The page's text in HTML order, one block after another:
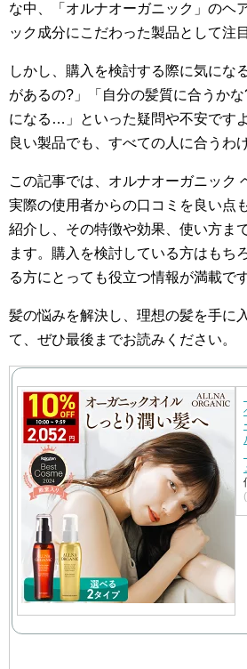
な中、「オルナオーガニック」のヘ
ック成分にこだわった製品として注
しかし、購入を検討する際に気にな
があるの?」「自分の髪質に合うか
になる…」といった疑問や不安です
良い製品でも、すべての人に合うわ
この記事では、オルナオーガニック
実際の使用者からの口コミを良い点
紹介し、その特徴や効果、使い方ま
ます。購入を検討している方はもち
る方にとっても役立つ情報が満載です
髪の悩みを解決し、理想の髪を手に
て、ぜひ最後までお読みください。